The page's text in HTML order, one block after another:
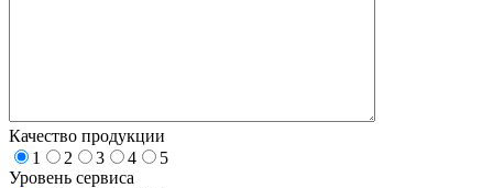
Качество продукции
1
2 3 4
5
Уровень сервиса